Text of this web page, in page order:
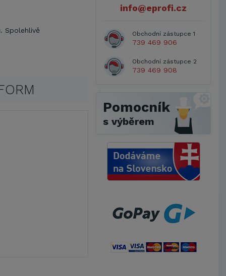
Spolehlivě
info@eprofi.cz
Obchodní zástupce 1
739 469 906
Obchodní zástupce 2
739 469 908
Pomocník
s výběrem